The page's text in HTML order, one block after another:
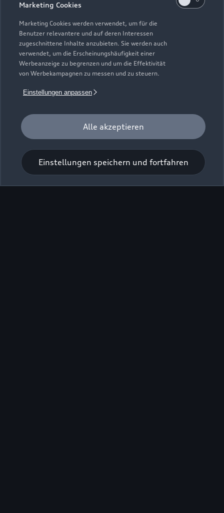
Marketing Cookies
Marketing Cookies werden verwendet, um für die
Benutzer relevantere und auf deren Interessen
zugeschnittene Inhalte anzubieten. Sie werden auch
verwendet, um die Erscheinungshäufigkeit einer
Werbeanzeige zu begrenzen und um die Effektivität
von Werbekampagnen zu messen und zu steuern.
Einstellungen anpassen
Alle akzeptieren
Einstellungen speichern und fortfahren
Gebrauchtwagenverkauf
Geschlossen
, öffnet am Montag 09:00